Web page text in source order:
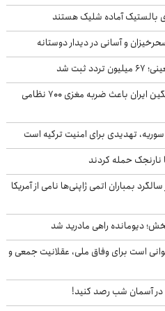
آماده شلیک هستند
و آسانی در دیدار دوستانه
آسوشیتدپرس افشا کرد: حملات سنگین ایران باعث ضربه مغزی ۷۰۰ نظامی
تهدیدی برای امنیت ترکیه است
نارنجک حمله کردند
بمباران اتمی ژاپنی‌ها نامی از آمریکا
دیومانده راهی مادرید شد
است برای وفاق ملی، عقلانیت جمعی و
در آسمان شب رصد کنید!